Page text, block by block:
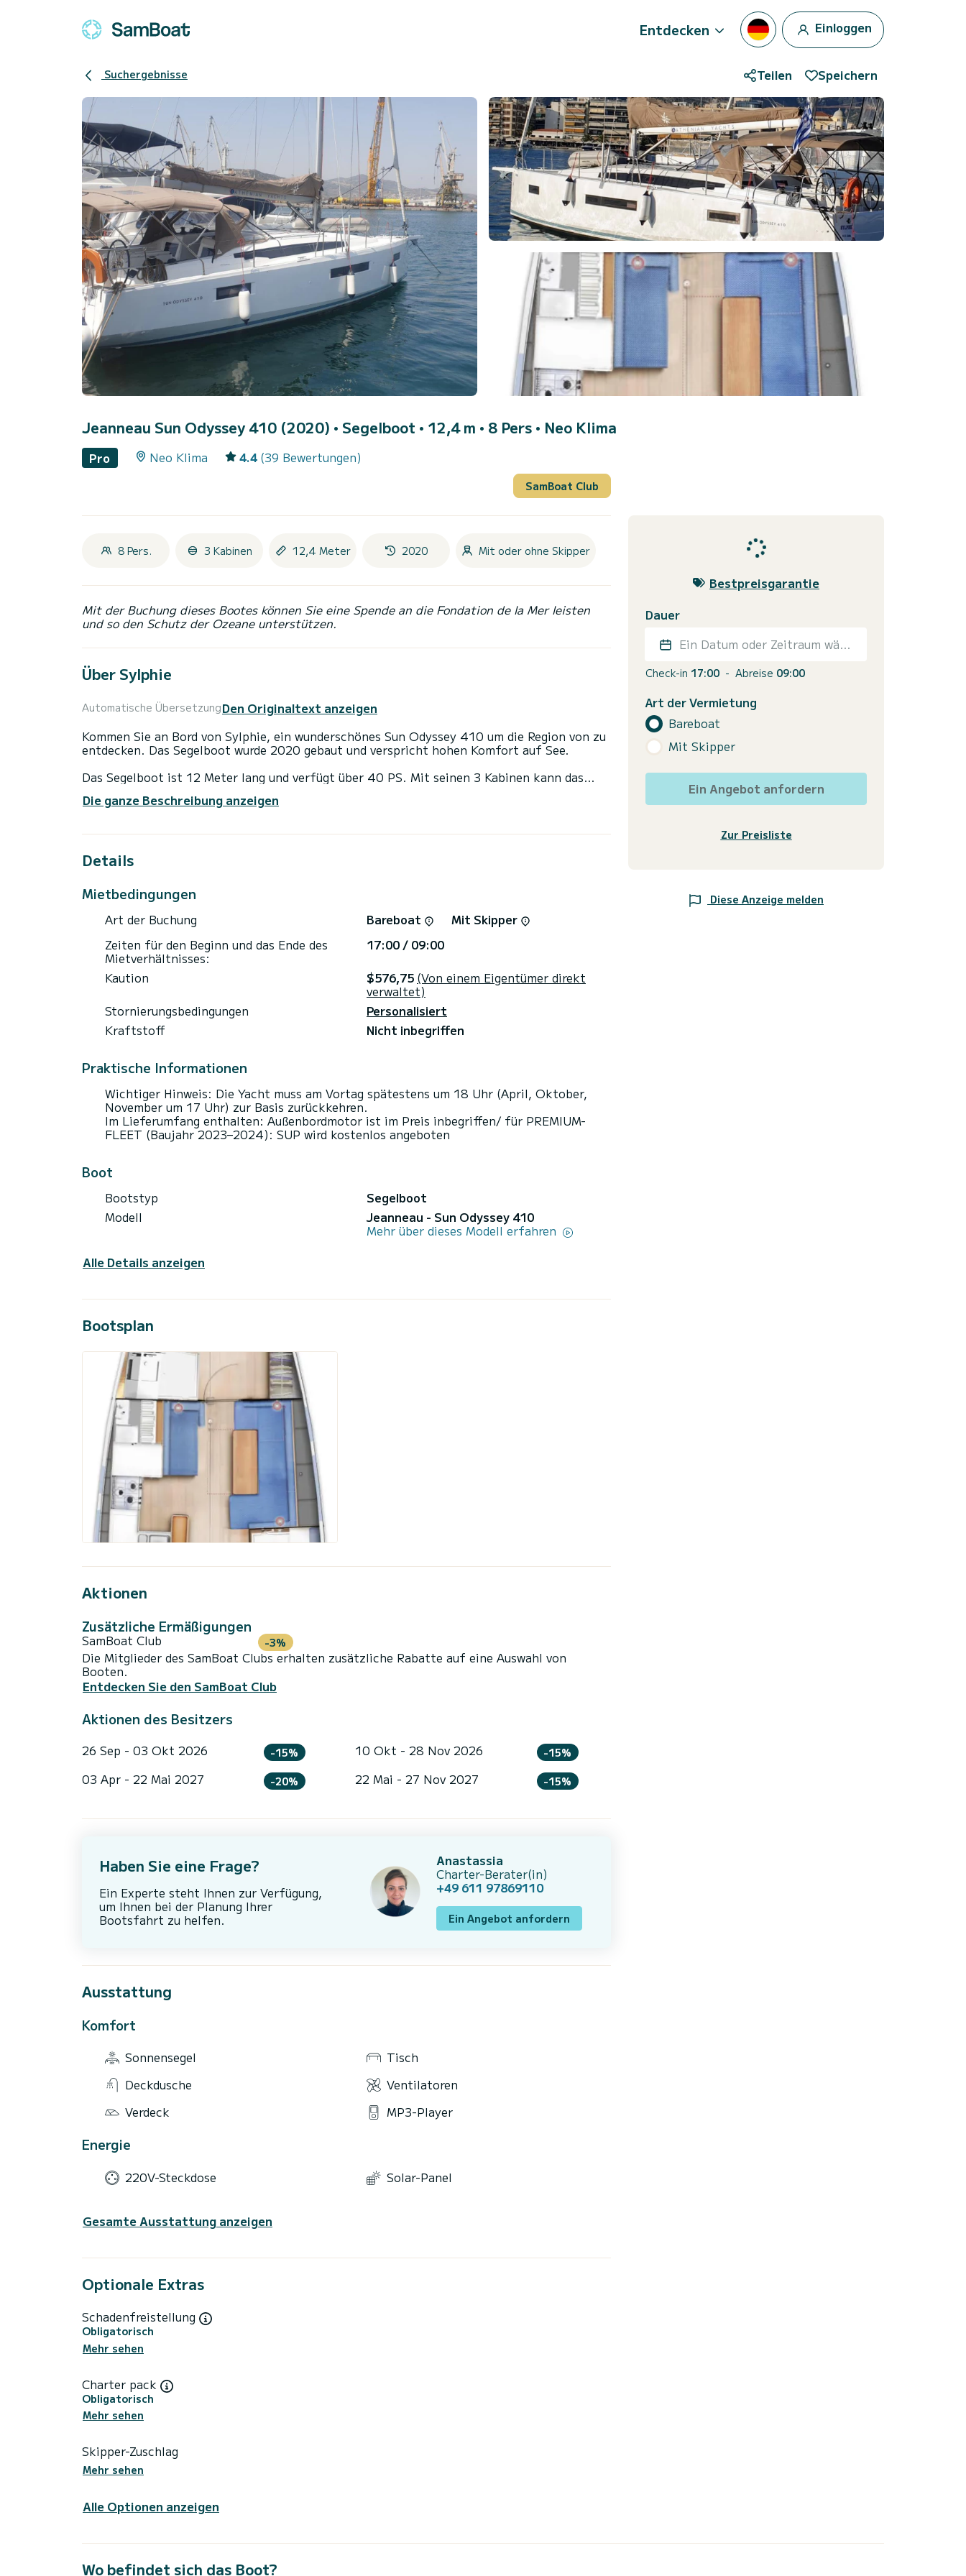
Entdecken Einloggen
Suchergebnisse Teilen Speichern
Jeanneau Sun Odyssey 410 (2020) • Segelboot • 12,4 m • 8 Pers • Neo Klima
Pro Neo Klima 4.4 (39 Bewertungen)
SamBoat Club
8 Pers. 3 Kabinen 12,4 Meter 2020 Mit oder ohne Skipper
Mit der Buchung dieses Bootes können Sie eine Spende an die Fondation de la Mer leisten
und so den Schutz der Ozeane unterstützen.
Über Sylphie
Automatische ÜbersetzungDen Originaltext anzeigen
Kommen Sie an Bord von Sylphie, ein wunderschönes Sun Odyssey 410 um die Region von zu
entdecken. Das Segelboot wurde 2020 gebaut und verspricht hohen Komfort auf See.
Das Segelboot ist 12 Meter lang und verfügt über 40 PS. Mit seinen 3 Kabinen kann das
ist unter anderem mit folgender Ausrüstung ausgestattet: Autopilot, Außenbordmotor,
Buchungsanfragen und unverbindliche Preisanfragen werden direkt von SamBoat bearbeitet.
Die ganze Beschreibung anzeigen
Details
Mietbedingungen
Art der Buchung Bareboat
Mit Skipper
Zeiten für den Beginn und das Ende des
Mietverhältnisses:
17:00 / 09:00
Kaution
$576,75 (Von einem Eigentümer direkt
verwaltet)
Stornierungsbedingungen
Personalisiert
Kraftstoff
Nicht inbegriffen
Praktische Informationen
Wichtiger Hinweis: Die Yacht muss am Vortag spätestens um 18 Uhr (April, Oktober,
November um 17 Uhr) zur Basis zurückkehren.
Im Lieferumfang enthalten: Außenbordmotor ist im Preis inbegriffen/ für PREMIUM-
FLEET (Baujahr 2023–2024): SUP wird kostenlos angeboten
Boot
Bootstyp
Segelboot
Modell
Jeanneau - Sun Odyssey 410
Mehr über dieses Modell erfahren
Alle Details anzeigen
Bootsplan
Aktionen
Zusätzliche Ermäßigungen
SamBoat Club -3%
Die Mitglieder des SamBoat Clubs erhalten zusätzliche Rabatte auf eine Auswahl von
Booten.
Entdecken Sie den SamBoat Club
Aktionen des Besitzers
26 Sep - 03 Okt 2026 -15% 10 Okt - 28 Nov 2026 -15%
03 Apr - 22 Mai 2027 -20% 22 Mai - 27 Nov 2027 -15%
Haben Sie eine Frage?
Ein Experte steht Ihnen zur Verfügung,
um Ihnen bei der Planung Ihrer
Bootsfahrt zu helfen.
Anastassia
Charter-Berater(in)
+49 611 97869110
Ein Angebot anfordern
Ausstattung
Komfort
Sonnensegel
Tisch
Deckdusche
Ventilatoren
Verdeck
MP3-Player
Energie
220V-Steckdose Solar-Panel
Gesamte Ausstattung anzeigen
Optionale Extras
Schadenfreistellung
Obligatorisch
Mehr sehen
Charter pack
Obligatorisch
Mehr sehen
Skipper-Zuschlag
Mehr sehen
Alle Optionen anzeigen
Bestpreisgarantie
Dauer
Ein Datum oder Zeitraum wählen
Check-in 17:00 - Abreise 09:00
Art der Vermietung
Bareboat
Mit Skipper
Ein Angebot anfordern
Zur Preisliste
Diese Anzeige melden
Wo befindet sich das Boot?